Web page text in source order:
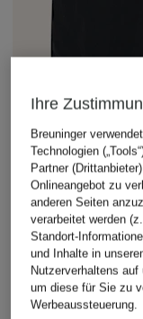
TOMMY HILFIGER
Badeshorts
34,99 €
Bestpreis:
29,74 €
Ursprünglich:59,90 €
Ihre
Breuninger
Technologien
Partner
Onlineangebot zu
anderen Seiten
verarbeitet werden
Standort-
und Inhalte in
Nutzerverhaltens
um diese für Sie zu
Werbeaussteuerung.